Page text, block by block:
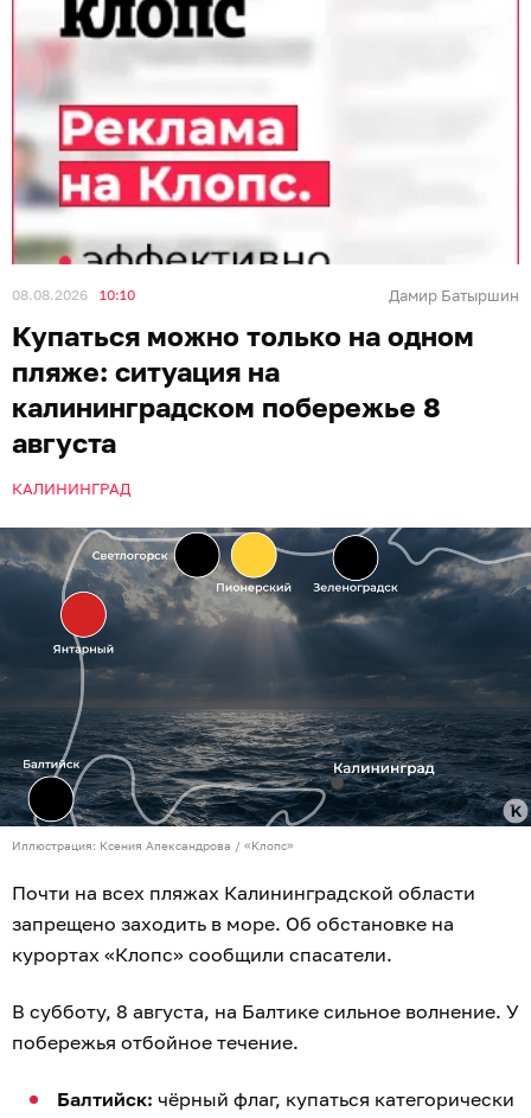
Иллюстрация: Ксения Александрова / «Клопс»
Почти на всех пляжах Калининградской области
запрещено заходить в море. Об обстановке на
курортах «Клопс» сообщили спасатели.
В субботу, 8 августа, на Балтике сильное волнение. У
побережья отбойное течение.
Балтийск:чёрный флаг, купаться категорически
запрещено. Продолжается шторм. На море
сильное отбойное течение. Температура воды +20
°C.
Зеленоградск:флаг чёрный, на купание
установлен запрет, сильные волны. Температура
воды +18 °C.
Пионерский:флаг жёлтый, купаться разрешено
с осторожностью. Температура воздуха +18 °C.
Температура воды +18 °C.
Светлогорск:чёрный флаг, заходить в море
запрещено. Сильное отбойное течение.
Температура воды +18-19 °C. Ветер северо-
западный, высота волн 1,5 балла.
Море холодное: +17 °C.
Информация актуальна на момент публикации.